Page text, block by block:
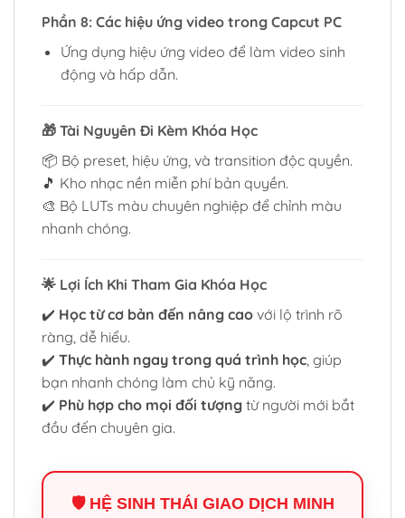
Phần 8: Các hiệu ứng video trong Capcut PC
Ứng dụng hiệu ứng video để làm video sinh
động và hấp dẫn.
🎁 Tài Nguyên Đi Kèm Khóa Học
📦 Bộ preset, hiệu ứng, và transition độc quyền.
🎵 Kho nhạc nền miễn phí bản quyền.
🎨 Bộ LUTs màu chuyên nghiệp để chỉnh màu
nhanh chóng.
🌟 Lợi Ích Khi Tham Gia Khóa Học
✔️ Học từ cơ bản đến nâng cao với lộ trình rõ
ràng, dễ hiểu.
✔️ Thực hành ngay trong quá trình học , giúp
bạn nhanh chóng làm chủ kỹ năng.
✔️ Phù hợp cho mọi đối tượng từ người mới bắt
đầu đến chuyên gia.
🛡️ HỆ SINH THÁI GIAO DỊCH MINH